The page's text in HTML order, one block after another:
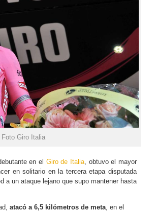
Giro Italia
en el Giro de Italia , obtuvo el mayor
en solitario en la tercera etapa disputada
a un ataque lejano que supo mantener hasta
atacó a 6,5 kilómetros de meta , en el